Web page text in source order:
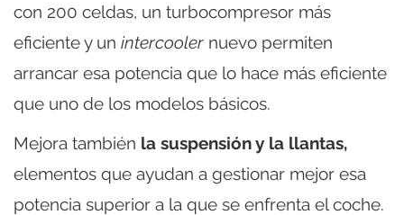
con 200 celdas, un turbocompresor más
eficiente y un intercooler nuevo permiten
arrancar esa potencia que lo hace más eficiente
que uno de los modelos básicos.
Mejora también la suspensión y la llantas,
elementos que ayudan a gestionar mejor esa
potencia superior a la que se enfrenta el coche.